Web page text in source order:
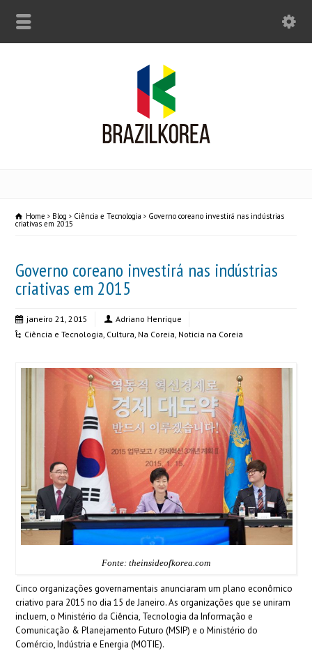
Home Blog Ciência e Tecnologia Governo coreano investirá nas indústrias
criativas em 2015
Governo coreano investirá nas indústrias
criativas em 2015
janeiro 21, 2015
Adriano Henrique
Ciência e Tecnologia, Cultura, Na Coreia, Noticia na Coreia
Fonte: theinsideofkorea.com
Cinco organizações governamentais anunciaram um plano econômico
criativo para 2015 no dia 15 de Janeiro. As organizações que se uniram
incluem, o Ministério da Ciência, Tecnologia da Informação e
Comunicação & Planejamento Futuro (MSIP) e o Ministério do
Comércio, Indústria e Energia (MOTIE).